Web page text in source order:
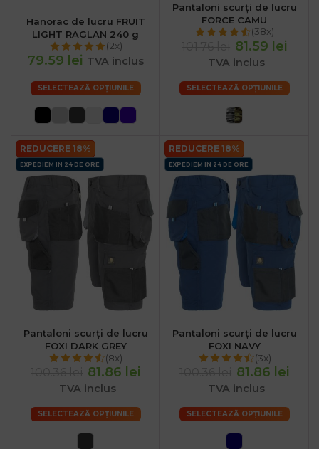
Hanorac de lucru FRUIT
LIGHT RAGLAN 240 g
(2x)
79.59 lei TVA inclus
SELECTEAZĂ OPȚIUNILE
Pantaloni scurți de lucru
FORCE CAMU
(38x)
81.59 lei
TVA inclus
SELECTEAZĂ OPȚIUNILE
REDUCERE 18%
EXPEDIEM IN 24 DE ORE
Pantaloni scurți de lucru
FOXI DARK GREY
(8x)
81.86 lei
TVA inclus
SELECTEAZĂ OPȚIUNILE
REDUCERE 18%
EXPEDIEM IN 24 DE ORE
Pantaloni scurți de lucru
FOXI NAVY
(3x)
81.86 lei
TVA inclus
SELECTEAZĂ OPȚIUNILE